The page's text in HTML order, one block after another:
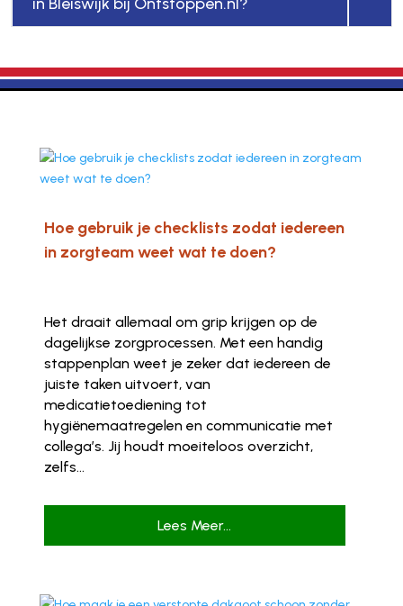
Hoe gebruik je checklists zodat iedereen
in zorgteam weet wat te doen?
Het draait allemaal om grip krijgen op de
dagelijkse zorgprocessen. Met een handig
stappenplan weet je zeker dat iedereen de
juiste taken uitvoert, van
medicatietoediening tot
hygiënemaatregelen en communicatie met
collega’s. Jij houdt moeiteloos overzicht,
zelfs...
Lees Meer...